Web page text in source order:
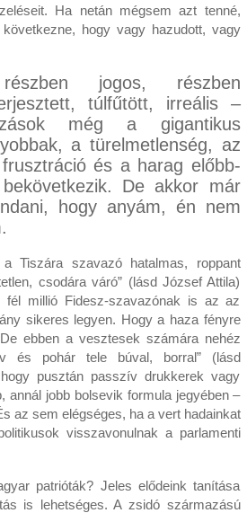
Ha netán mégsem azt tenné,
hogy vagy hazudott, vagy
jogos, részben
túlfűtött, irreális –
még a gigantikus
a türelmetlenség, az
és a harag előbb-
De akkor már
hogy anyám, én nem
a Tiszára szavazó hatalmas, roppant
csodára váró” (lásd József Attila)
millió Fidesz-szavazónak is az az
sikeres legyen. Hogy a haza fényre
ebben a vesztesek számára nehéz
és pohár tele búval, borral” (lásd
pusztán passzív drukkerek vagy
annál jobb bolsevik formula jegyében –
az sem elégséges, ha a vert hadainkat
visszavonulnak a parlamenti
patrióták? Jeles elődeink tanítása
is lehetséges. A zsidó származású